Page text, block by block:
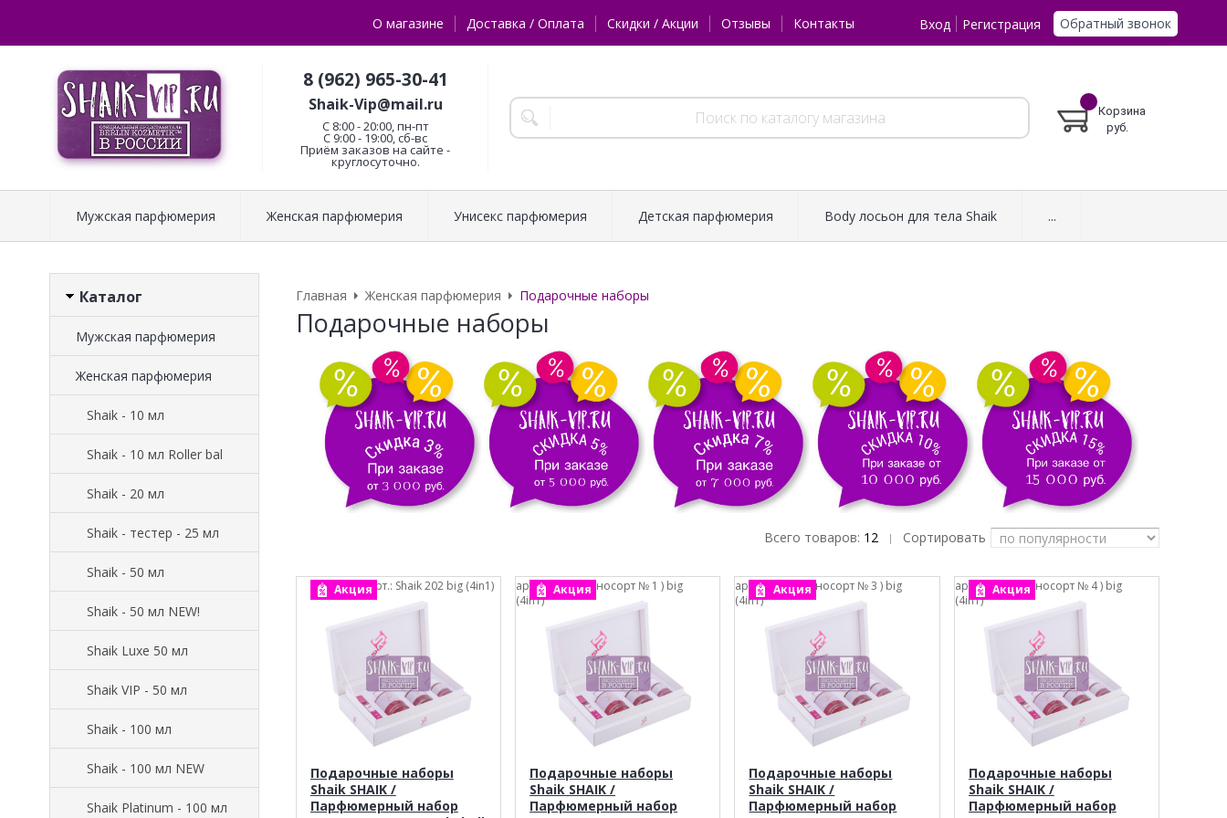
О магазине Доставка / Оплата Скидки / Акции Отзывы Контакты Вход Регистрация Обратный звонок
8 (962) 965-30-41
Shaik-Vip@mail.ru
C 8:00 - 20:00, пн-пт
С 9:00 - 19:00, сб-вс
Приём заказов на сайте -
круглосуточно.
Корзина
руб.
Мужская парфюмерия Женская парфюмерия Унисекс парфюмерия Детская парфюмерия Body лосьон для тела Shaik ...
Каталог
Мужская парфюмерия
Женская парфюмерия
Shaik - 10 мл
Shaik - 10 мл Roller bal
Shaik - 20 мл
Shaik - тестер - 25 мл
Shaik - 50 мл
Shaik - 50 мл NEW!
Shaik Luxe 50 мл
Shaik VIP - 50 мл
Shaik - 100 мл
Shaik - 100 мл NEW
Shaik Platinum - 100 мл
Главная Женская парфюмерия Подарочные наборы
Подарочные наборы
Всего товаров: 12 | Сортировать
Акцияарт.: Shaik 202 big (4in1)
Подарочные наборы
Shaik SHAIK /
Парфюмерный набор
Акция
арт.: Shaik ( Разносорт № 1 ) big
(4in1)
Подарочные наборы
Shaik SHAIK /
Парфюмерный набор
Акция
арт.: Shaik ( Разносорт № 3 ) big
(4in1)
Подарочные наборы
Shaik SHAIK /
Парфюмерный набор
Акция
арт.: Shaik ( Разносорт № 4 ) big
(4in1)
Подарочные наборы
Shaik SHAIK /
Парфюмерный набор